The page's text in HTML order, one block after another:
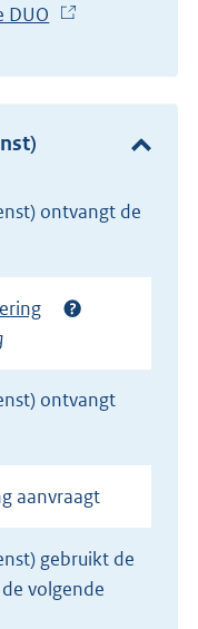
DUO
x
t
e
i
)
aanvraagt
volgende